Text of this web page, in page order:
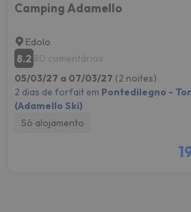
Camping Adamello
Edolo
8.2 80 comentários
05/03/27 a 07/03/27 (2 noites)
2 dias de forfait em Pontedilegno -
(Adamello Ski)
Só alojamento